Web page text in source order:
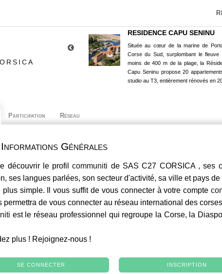
RESIDENCE CAPU SENINU
Située au cœur de la marine de
Corse du Sud, surplombant le fleuve
moins de 400 m de la plage, la
Capu Seninu propose 20
studio au T3, entièrement rénovés en
Participation Réseau
Informations Générales
découvrir le profilcommuniti de SAS C27 CORSICA , ses
ses langues parlées, son secteur d'activité, sa ville et pays
plus simple. Il vous suffit de vous connecter à votre compte
permettra de vous connecter au réseau international des
est le réseau professionnel qui regroupe la Corse, la
plus ! Rejoignez-nous !
SE CONNECTER INSCRIPTION